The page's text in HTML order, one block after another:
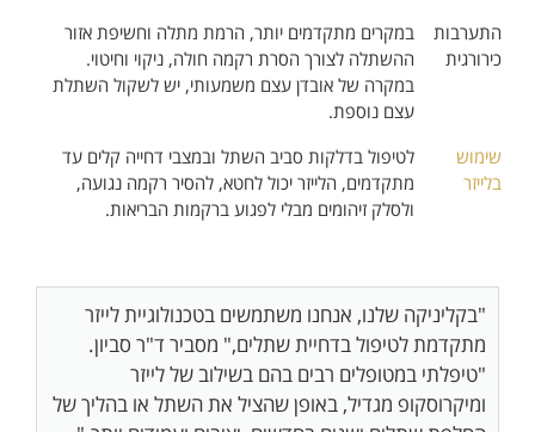
התערבות
כירורגית
במקרים מתקדמים יותר, הרמת מתלה וחשיפת אזור
ההשתלה לצורך הסרת רקמה חולה, ניקוי וחיטוי.
במקרה של אובדן עצם משמעותי, יש לשקול השתלת
עצם נוספת.
שימוש
בלייזר
לטיפול בדלקות סביב השתל ובמצבי דחייה קלים עד
מתקדמים, הלייזר יכול לחטא, להסיר רקמה נגועה,
ולסלק זיהומים מבלי לפגוע ברקמות הבריאות.
"בקליניקה שלנו, אנחנו משתמשים בטכנולוגיית לייזר
מתקדמת לטיפול בדחיית שתלים," מסביר ד"ר סביון.
"טיפלתי במטופלים רבים בהם בשילוב של לייזר
ומיקרוסקופ מגדיל, באופן שהציל את השתל או בהליך של